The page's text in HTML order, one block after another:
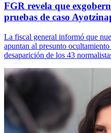
FGR revela que
pruebas de caso
La fiscal general informó que
apuntan al presunto
desaparición de los 43